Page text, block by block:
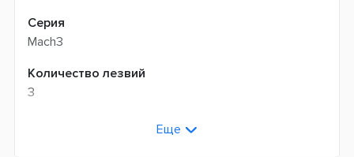
Серия
Mach3
Количество лезвий
3
Страна производительЕще